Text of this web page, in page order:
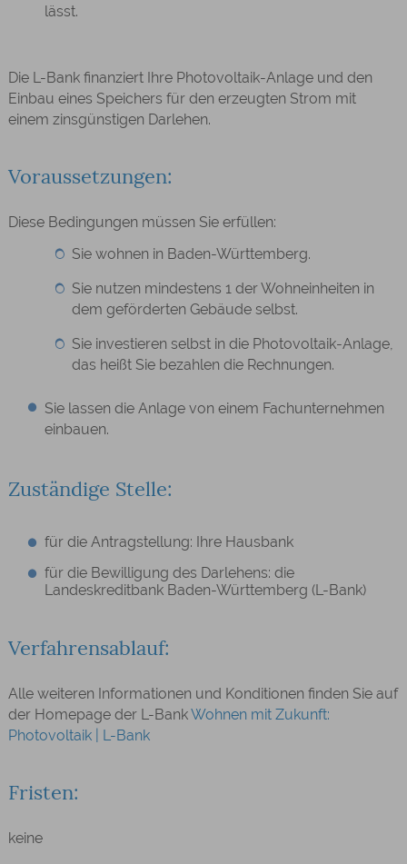
lässt.
Die L-Bank finanziert Ihre Photovoltaik-Anlage und den
Einbau eines Speichers für den erzeugten Strom mit
einem zinsgünstigen Darlehen.
Voraussetzungen:
Diese Bedingungen müssen Sie erfüllen:
Sie wohnen in Baden-Württemberg.
Sie nutzen mindestens 1 der Wohneinheiten in
dem geförderten Gebäude selbst.
Sie investieren selbst in die Photovoltaik-Anlage,
das heißt Sie bezahlen die Rechnungen.
Sie lassen die Anlage von einem Fachunternehmen
einbauen.
Zuständige Stelle:
für die Antragstellung: Ihre Hausbank
für die Bewilligung des Darlehens: die
Landeskreditbank Baden-Württemberg (L-Bank)
Verfahrensablauf:
Alle weiteren Informationen und Konditionen finden Sie auf
der Homepage der L-BankWohnen mit Zukunft:
Photovoltaik | L-Bank
Fristen:
keine